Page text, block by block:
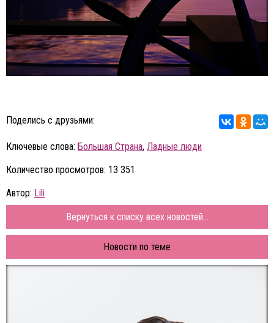
Поделись с друзьями:
Ключевые слова: Большая Страна, Ладные люди
Количество просмотров: 13 351
Автор: Lili
Вернуться к списку всех новостей...
Новости по теме